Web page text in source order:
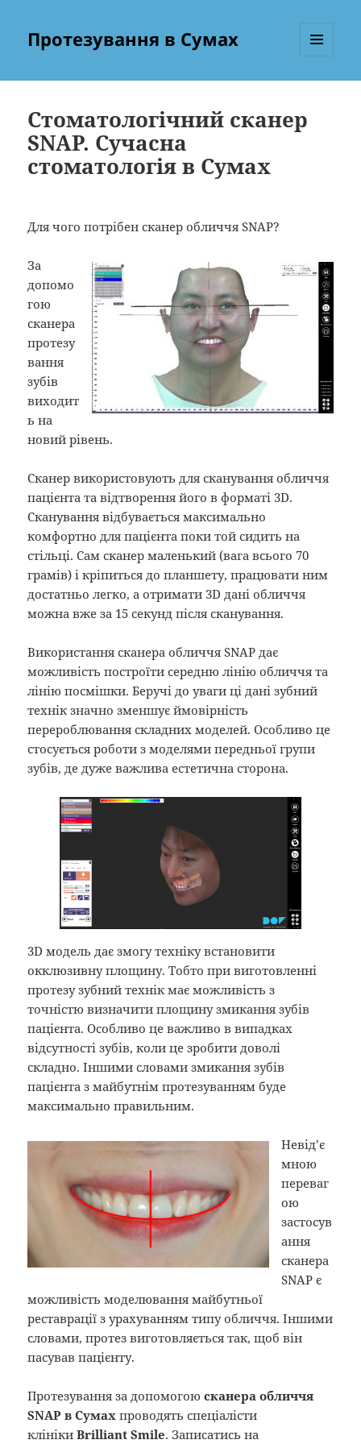
Протезування в Сумах
Стоматологічний сканер
SNAP. Сучасна
стоматологія в Сумах
Для чого потрібен сканер обличчя SNAP?
За
допомо
гою
сканера
протезу
вання
зубів
виходит
ь на
новий рівень.
Сканер використовують для сканування обличчя
пацієнта та відтворення його в форматі 3D.
Сканування відбувається максимально
комфортно для пацієнта поки той сидить на
стільці. Сам сканер маленький (вага всього 70
грамів) і кріпиться до планшету, працювати ним
достатньо легко, а отримати 3D дані обличчя
можна вже за 15 секунд після сканування.
Використання сканера обличчя SNAP дає
можливість построїти середню лінію обличчя та
лінію посмішки. Беручі до уваги ці дані зубний
технік значно зменшує ймовірність
перероблювання складних моделей. Особливо це
стосується роботи з моделями передньої групи
зубів, де дуже важлива естетична сторона.
3D модель дає змогу техніку встановити
окклюзивну площину. Тобто при виготовленні
протезу зубний технік має можливість з
точністю визначити площину змикання зубів
пацієнта. Особливо це важливо в випадках
відсутності зубів, коли це зробити доволі
складно. Іншими словами змикання зубів
пацієнта з майбутнім протезуванням буде
максимально правильним.
Невід’є
мною
переваг
ою
застосув
ання
сканера
SNAP є
можливість моделювання майбутньої
реставрації з урахуванням типу обличчя. Іншими
словами, протез виготовляється так, щоб він
пасував пацієнту.
Протезування за допомогоюсканера обличчя
SNAP в Сумах проводять спеціалісти
клінікиBrilliant Smile. Записатись на